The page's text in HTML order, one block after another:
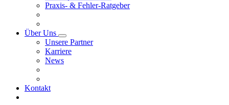
Praxis- & Fehler-Ratgeber
Über Uns
Unsere Partner
Karriere
News
Kontakt